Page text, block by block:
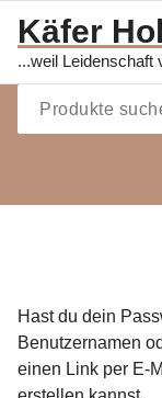
Inhalt
springen
Käfer
...weil Leidenschaft
Hast du dein
Benutzernamen
einen Link per E-